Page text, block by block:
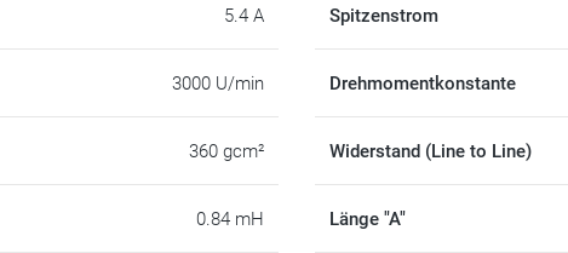
5.4 A
3000 U/min
360 gcm²
0.84 mH
Spitzenstrom
Drehmomentkonstante
Widerstand (Line to Line)
Länge "A"